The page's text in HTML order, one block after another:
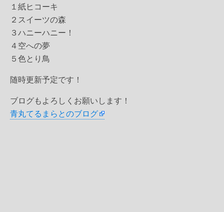
１紙ヒコーキ
２スイーツの森
３ハニーハニー！
４空への夢
５色とり鳥
随時更新予定です！
ブログもよろしくお願いします！
青丸てるまらとのブログ